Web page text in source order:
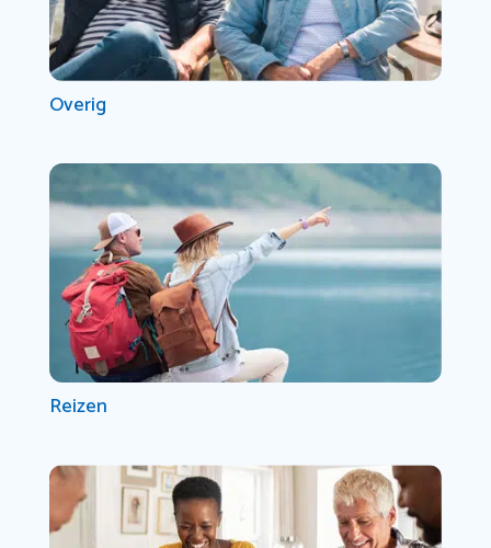
Overig
Reizen